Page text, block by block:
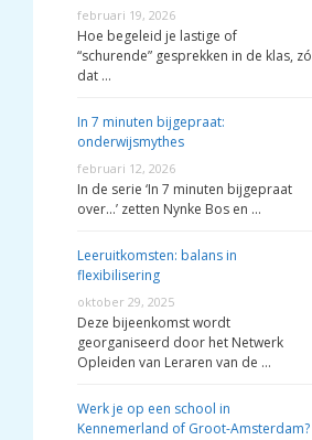
februari 19, 2026
Hoe begeleid je lastige of
“schurende” gesprekken in de klas, zó
dat …
In 7 minuten bijgepraat:
onderwijsmythes
februari 12, 2026
In de serie ‘In 7 minuten bijgepraat
over…’ zetten Nynke Bos en …
Leeruitkomsten: balans in
flexibilisering
oktober 29, 2025
Deze bijeenkomst wordt
georganiseerd door het Netwerk
Opleiden van Leraren van de …
Werk je op een school in
Kennemerland of Groot-Amsterdam?